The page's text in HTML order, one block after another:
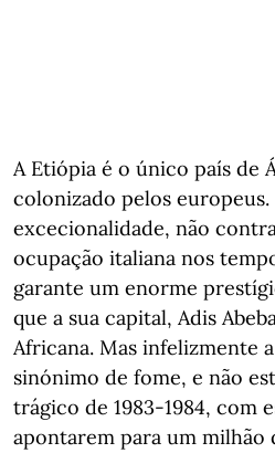
A Etiópia é o único país de
colonizado pelos europeus.
excecionalidade, não
ocupação italiana nos
garante um enorme
que a sua capital, Adis
Africana. Mas infelizmente
sinónimo de fome, e não
trágico de 1983-1984, com
apontarem para um milhão